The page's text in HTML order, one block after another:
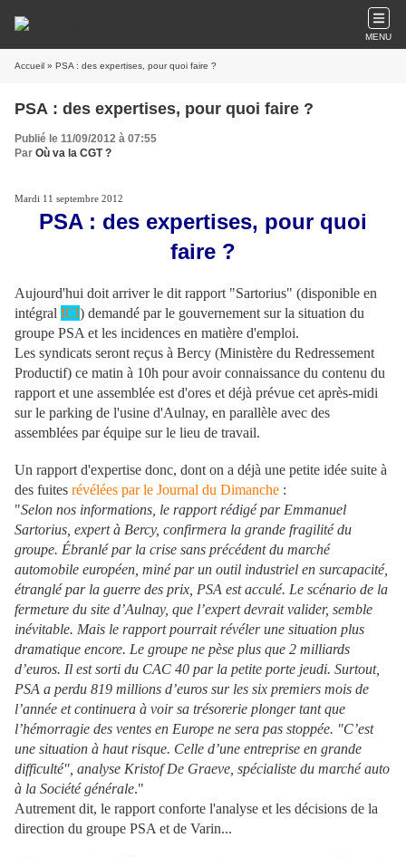
MENU
Accueil » PSA : des expertises, pour quoi faire ?
PSA : des expertises, pour quoi faire ?
Publié le 11/09/2012 à 07:55
Par Où va la CGT ?
Mardi 11 septembre 2012
PSA : des expertises, pour quoi
faire ?
Aujourd'hui doit arriver le dit rapport "Sartorius" (disponible en
intégral ICI) demandé par le gouvernement sur la situation du
groupe PSA et les incidences en matière d'emploi.
Les syndicats seront reçus à Bercy (Ministère du Redressement
Productif) ce matin à 10h pour avoir connaissance du contenu du
rapport et une assemblée est d'ores et déjà prévue cet après-midi
sur le parking de l'usine d'Aulnay, en parallèle avec des
assemblées par équipe sur le lieu de travail.
Un rapport d'expertise donc, dont on a déjà une petite idée suite à
des fuites révélées par le Journal du Dimanche :
"Selon nos informations, le rapport rédigé par Emmanuel
Sartorius, expert à Bercy, confirmera la grande fragilité du
groupe. Ébranlé par la crise sans précédent du marché
automobile européen, miné par un outil industriel en surcapacité,
étranglé par la guerre des prix, PSA est acculé. Le scénario de la
fermeture du site d’Aulnay, que l’expert devrait valider, semble
inévitable. Mais le rapport pourrait révéler une situation plus
dramatique encore. Le groupe ne pèse plus que 2 milliards
d’euros. Il est sorti du CAC 40 par la petite porte jeudi. Surtout,
PSA a perdu 819 millions d’euros sur les six premiers mois de
l’année et continuera à voir sa trésorerie plonger tant que
l’hémorragie des ventes en Europe ne sera pas stoppée. "C’est
une situation à haut risque. Celle d’une entreprise en grande
difficulté", analyse Kristof De Graeve, spécialiste du marché auto
à la Société générale."
Autrement dit, le rapport conforte l'analyse et les décisions de la
direction du groupe PSA et de Varin...